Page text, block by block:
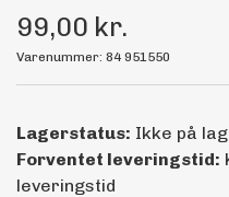
99,00 kr.
Varenummer: 84 951550
Lagerstatus: Ikke på
Forventet leveringstid:
leveringstid